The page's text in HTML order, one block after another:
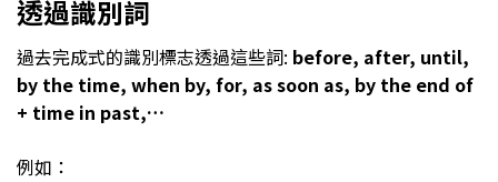
透過識別詞
過去完成式的識別標志透過這些詞: before, after, until,
by the time, when by, for, as soon as, by the end of
+ time in past,…
例如：